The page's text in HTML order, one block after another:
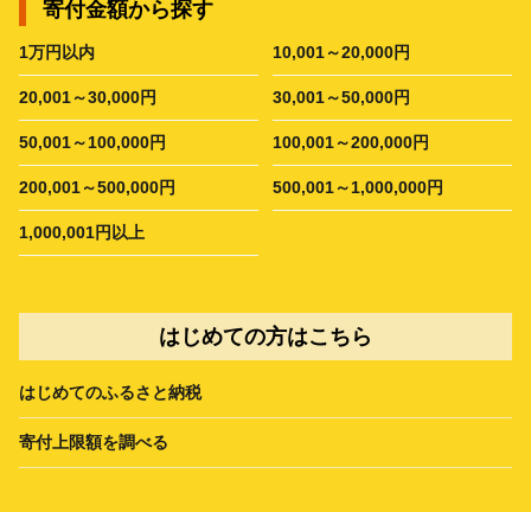
寄付金額から探す
1万円以内 10,001～20,000円
20,001～30,000円 30,001～50,000円
50,001～100,000円 100,001～200,000円
200,001～500,000円 500,001～1,000,000円
1,000,001円以上
はじめての方はこちら
はじめてのふるさと納税
寄付上限額を調べる